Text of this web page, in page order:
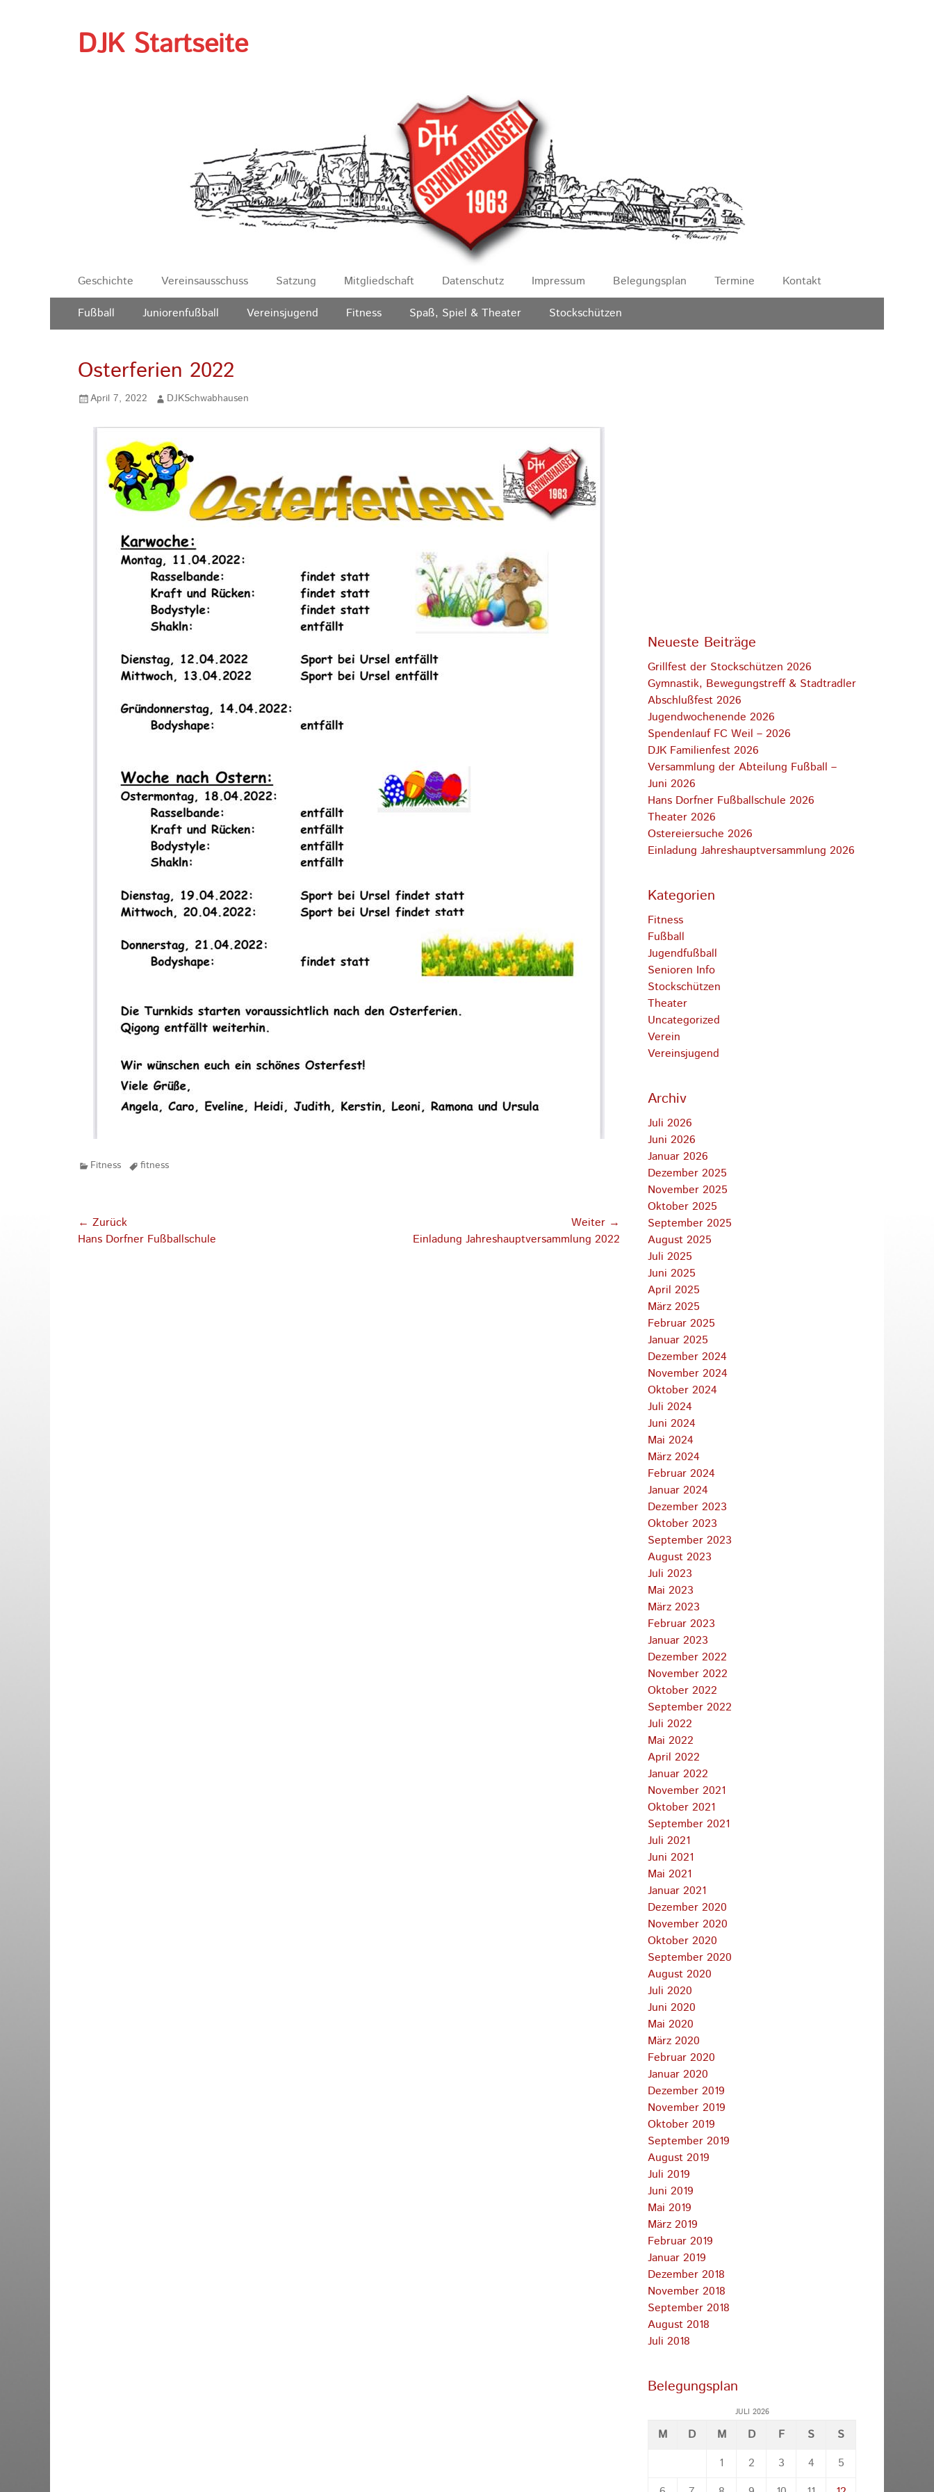
DJK Startseite
Erstes
Menü
Zum
Inhalt:
Geschichte Vereinsausschuss Satzung Mitgliedschaft Datenschutz Impressum Belegungsplan Termine Kontakt
Zweites
Menü
Zum
Inhalt:
Fußball Juniorenfußball Vereinsjugend Fitness Spaß, Spiel & Theater Stockschützen
Osterferien 2022
Gepostet
April 7, 2022 AutorDJKSchwabhausen
Kategorien
Fitness Tagsfitness
Beitragsnavigation
← Zurück
Vorhergehender
Hans Dorfner Fußballschule
Weiter →
Einladung Jahreshauptversammlung 2022
Neueste Beiträge
Grillfest der Stockschützen 2026
Gymnastik, Bewegungstreff & Stadtradler
Abschlußfest 2026
Jugendwochenende 2026
Spendenlauf FC Weil – 2026
DJK Familienfest 2026
Versammlung der Abteilung Fußball –
Juni 2026
Hans Dorfner Fußballschule 2026
Theater 2026
Ostereiersuche 2026
Einladung Jahreshauptversammlung 2026
Kategorien
Fitness
Fußball
Jugendfußball
Senioren Info
Stockschützen
Theater
Uncategorized
Verein
Vereinsjugend
Archiv
Juli 2026
Juni 2026
Januar 2026
Dezember 2025
November 2025
Oktober 2025
September 2025
August 2025
Juli 2025
Juni 2025
April 2025
März 2025
Februar 2025
Januar 2025
Dezember 2024
November 2024
Oktober 2024
Juli 2024
Juni 2024
Mai 2024
März 2024
Februar 2024
Januar 2024
Dezember 2023
Oktober 2023
September 2023
August 2023
Juli 2023
Mai 2023
März 2023
Februar 2023
Januar 2023
Dezember 2022
November 2022
Oktober 2022
September 2022
Juli 2022
Mai 2022
April 2022
Januar 2022
November 2021
Oktober 2021
September 2021
Juli 2021
Juni 2021
Mai 2021
Januar 2021
Dezember 2020
November 2020
Oktober 2020
September 2020
August 2020
Juli 2020
Juni 2020
Mai 2020
März 2020
Februar 2020
Januar 2020
Dezember 2019
November 2019
Oktober 2019
September 2019
August 2019
Juli 2019
Juni 2019
Mai 2019
März 2019
Februar 2019
Januar 2019
Dezember 2018
November 2018
September 2018
August 2018
Juli 2018
Belegungsplan
JULI 2026
M D M D F S
S
1
2 3 4
5